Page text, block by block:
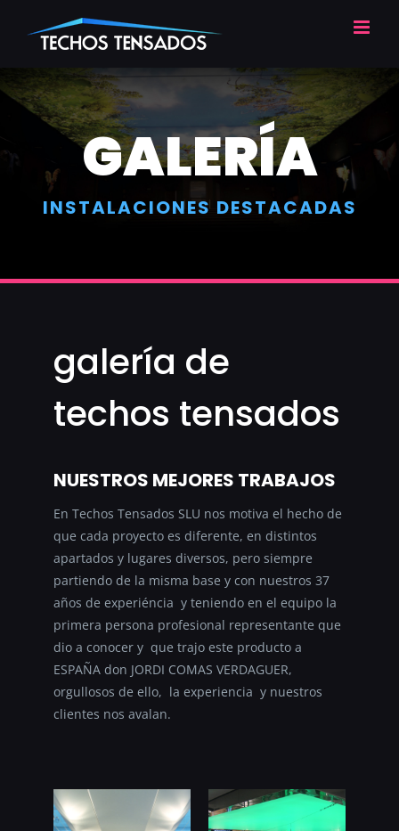
content
GALERÍA
INSTALACIONES DESTACADAS
galería de
techos tensados
NUESTROS MEJORES TRABAJOS
En Techos Tensados SLU nos motiva el hecho de
que cada proyecto es diferente, en distintos
apartados y lugares diversos, pero siempre
partiendo de la misma base y con nuestros 37
años de experiéncia y teniendo en el equipo la
primera persona profesional representante que
dio a conocer y que trajo este producto a
ESPAÑA don JORDI COMAS VERDAGUER,
orgullosos de ello, la experiencia y nuestros
clientes nos avalan.